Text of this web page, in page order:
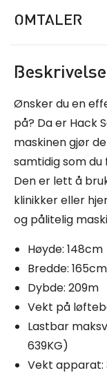
OMTALER
Beskrivelse
Ønsker du en
på? Da er Hack
maskinen gjør
samtidig som du
Den er lett å
klinikker eller
og pålitelig
Høyde: 148cm
Bredde: 165cm
Dybde: 209m
Vekt på
Lastbar
639KG)
Vekt apparat: